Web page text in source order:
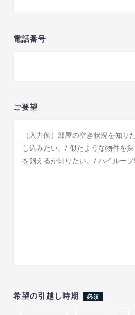
電話番号
ご要望
希望の引越し時期 必須